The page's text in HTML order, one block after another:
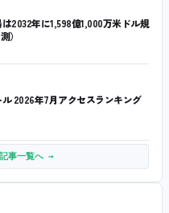
2032年に1,598億1,000万米ドル規
）
2026年7月アクセスランキング
事一覧へ →